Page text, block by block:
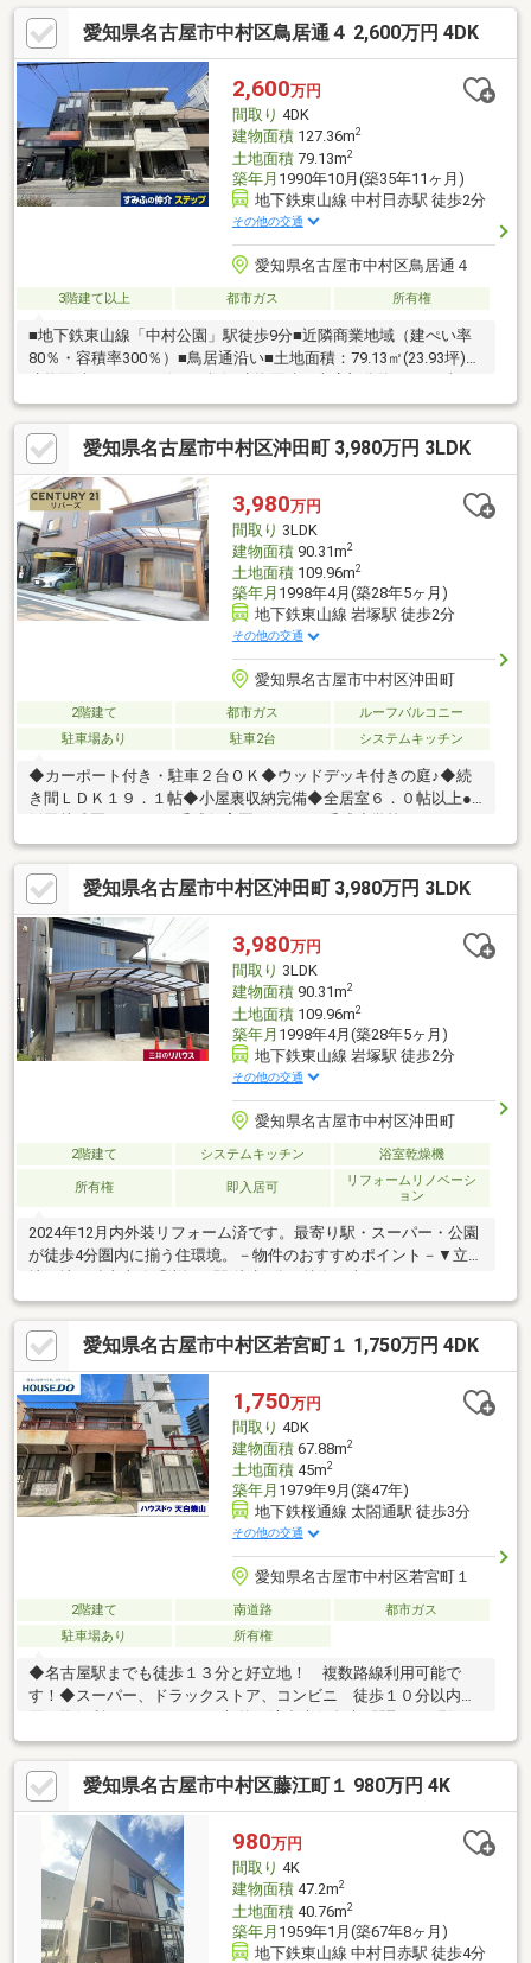
家族で顔を合わせやすい間取りです！・1階にもお部屋があるため
客間や階段をあまり使いたくない方の居室としても◎・洋室のほ
かに納戸がありますが、7帖以上あるのでお部屋としてもお使いい
ただけます！・1階のWICに加え、廊下物入など収納充実しており
ます！・玄関ポーチの横はピロティのため、自転車やアウトドア
グッズを置いたり雨除けとして使えて便利です！
愛知県名古屋市中村区鳥居通４ 2,600万円 4DK
2,600万円
間取り 4DK
建物面積127.36m2
土地面積79.13m2
築年月 1990年10月(築35年11ヶ月)
地下鉄東山線 中村日赤駅 徒歩2分
その他の交通
愛知県名古屋市中村区鳥居通４
3階建て以上 都市ガス 所有権
■地下鉄東山線「中村公園」駅徒歩9分■近隣商業地域（建ぺい率
80％・容積率300％）■鳥居通沿い■土地面積：79.13㎡(23.93坪)■
ます。■鉄骨造3階建て【ライフインフォメーション】・ミニスト
ップ名古屋第一赤十字病院店まで約340ｍ・名古屋太閤通八郵便
局まで約300ｍ・中村公園まで約810ｍ・中村区役所まで約1300ｍ
愛知県名古屋市中村区沖田町 3,980万円 3LDK
3,980万円
間取り 3LDK
建物面積90.31m2
土地面積109.96m2
築年月 1998年4月(築28年5ヶ月)
地下鉄東山線 岩塚駅 徒歩2分
その他の交通
愛知県名古屋市中村区沖田町
2階建て 都市ガス
ルーフバルコニー
駐車場あり
駐車2台 システムキッチン
◆カーポート付き・駐車２台ＯＫ◆ウッドデッキ付きの庭♪◆続
き間ＬＤＫ１９．１帖◆小屋裏収納完備◆全居室６．０帖以上●
御田中学校６４０ｍ●アオキスーパー烏森店３００ｍ●デイリーヤ
マザキ１５０ｍ●Ｂ＆Ｄ岩塚３８０ｍ●谷内科２５０ｍ●沖田公園
２８０ｍ《令和６年１２月フルリフォーム済》・システムキッチ
ン新設・ユニットバス新設・洗面台交換 ・トイレ交換 ・給湯
器交換・全室クロス張替え ・フローリング張替え・建具新
調 ・木部塗装工事・外壁塗装工事一式・ハウスクリーニング
愛知県名古屋市中村区沖田町 3,980万円 3LDK
3,980万円
間取り 3LDK
建物面積90.31m2
土地面積109.96m2
築年月 1998年4月(築28年5ヶ月)
地下鉄東山線 岩塚駅 徒歩2分
その他の交通
愛知県名古屋市中村区沖田町
2階建て システムキッチン 浴室乾燥機
所有権 即入居可
リフォームリノベーシ
ョン
2024年12月内外装リフォーム済です。最寄り駅・スーパー・公園
が徒歩4分圏内に揃う住環境。－物件のおすすめポイント－▼立
キ・お庭有・LDKと隣接する洋室は一体利用も可能・2階各洋室に
面するバルコニー・浴室換気乾燥機付・駐車2台可能(車種によ
る)・即お引渡し可能(残金精算後)▼2024年12月内外装リフォーム
済【交換】全室壁クロス、トイレ、洗面台 等【その他】全室フロ
ーリング貼替、外壁塗装▼周辺環境・アオキスーパー烏森店 徒歩
3分(約230m)・沖田公園 徒歩4分(約250m)
愛知県名古屋市中村区若宮町１ 1,750万円 4DK
1,750万円
間取り 4DK
建物面積67.88m2
土地面積45m2
築年月 1979年9月(築47年)
地下鉄桜通線 太閤通駅 徒歩3分
その他の交通
愛知県名古屋市中村区若宮町１
2階建て 南道路
都市ガス
駐車場あり
所有権
◆名古屋駅までも徒歩１３分と好立地！ 複数路線利用可能で
す！◆スーパー、ドラックストア、コンビニ 徒歩１０分以内
相違がある場合、現況優先とします。◇◆ハウスドゥ天白焼山
◆◇おうち購入に関するすべての手続きをサポート！私たちは名
古屋市の地域密着の不動産売買専門会社です。一生で一度のお買
物を全力でお手伝いさせていただきます！
愛知県名古屋市中村区藤江町１ 980万円 4K
980万円
間取り 4K
建物面積47.2m2
土地面積40.76m2
築年月 1959年1月(築67年8ヶ月)
地下鉄東山線 中村日赤駅 徒歩4分